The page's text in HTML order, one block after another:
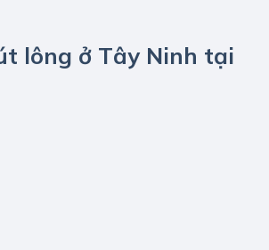
lông ở Tây Ninh tại